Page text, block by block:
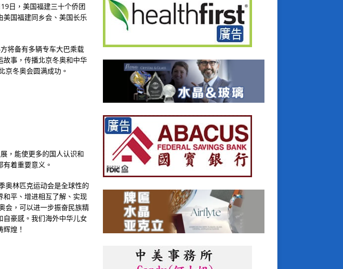
19日，美国福建三十个侨团
美国福建同乡会、美国长乐
将备有多辆专车大巴乘载
故事，传播北京冬奥和中华
京冬奥会圆满成功。
，能使更多的国人认识和
着重要意义。
奥林匹克运动会是全球性的
和平、增进相互了解、实现
会，可以进一步振奋民族精
自豪感。我们海外中华儿女
煌！